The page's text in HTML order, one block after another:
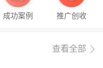
成功案例 推广创收
查看全部